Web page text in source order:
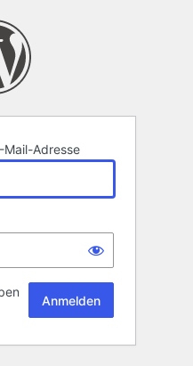
Mail-Adresse